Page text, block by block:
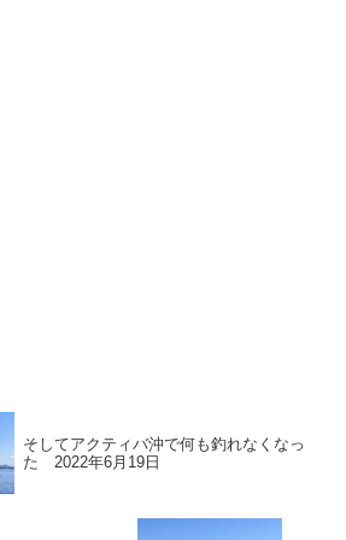
そしてアクティバ沖で何も釣れなくなっ
た 2022年6月19日